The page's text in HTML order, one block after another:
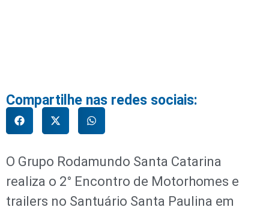
Compartilhe nas redes sociais:
O Grupo Rodamundo Santa Catarina
realiza o 2° Encontro de Motorhomes e
trailers no Santuário Santa Paulina em